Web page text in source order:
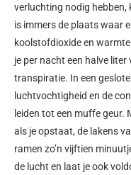
verluchting nodig hebben,
is immers de plaats waar
koolstofdioxide en
je per nacht een halve
transpiratie. In een
luchtvochtigheid en de
leiden tot een muffe geur.
als je opstaat, de lakens
ramen zo’n vijftien
de lucht en laat je ook